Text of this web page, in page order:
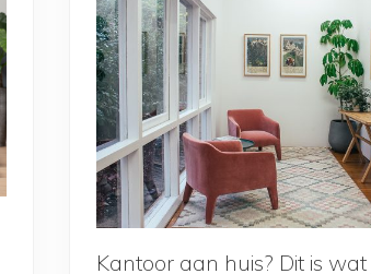
Kantoor aan huis? Dit is